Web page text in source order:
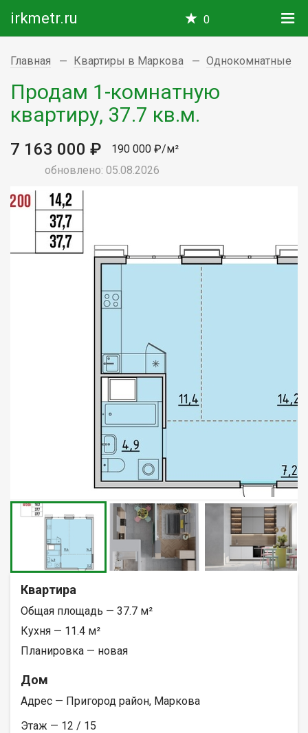
irkmetr.ru 0
Главная Квартиры в Маркова Однокомнатные
Продам 1-комнатную
квартиру, 37.7 кв.м.
7 163 000 ₽
190 000 ₽/м²
обновлено: 05.08.2026
Квартира
Общая площадь — 37.7 м²
Кухня — 11.4 м²
Планировка — новая
Дом
Адрес — Пригород район, Маркова
Этаж — 12 / 15